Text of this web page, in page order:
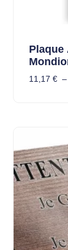
Plaque
11,17 € –